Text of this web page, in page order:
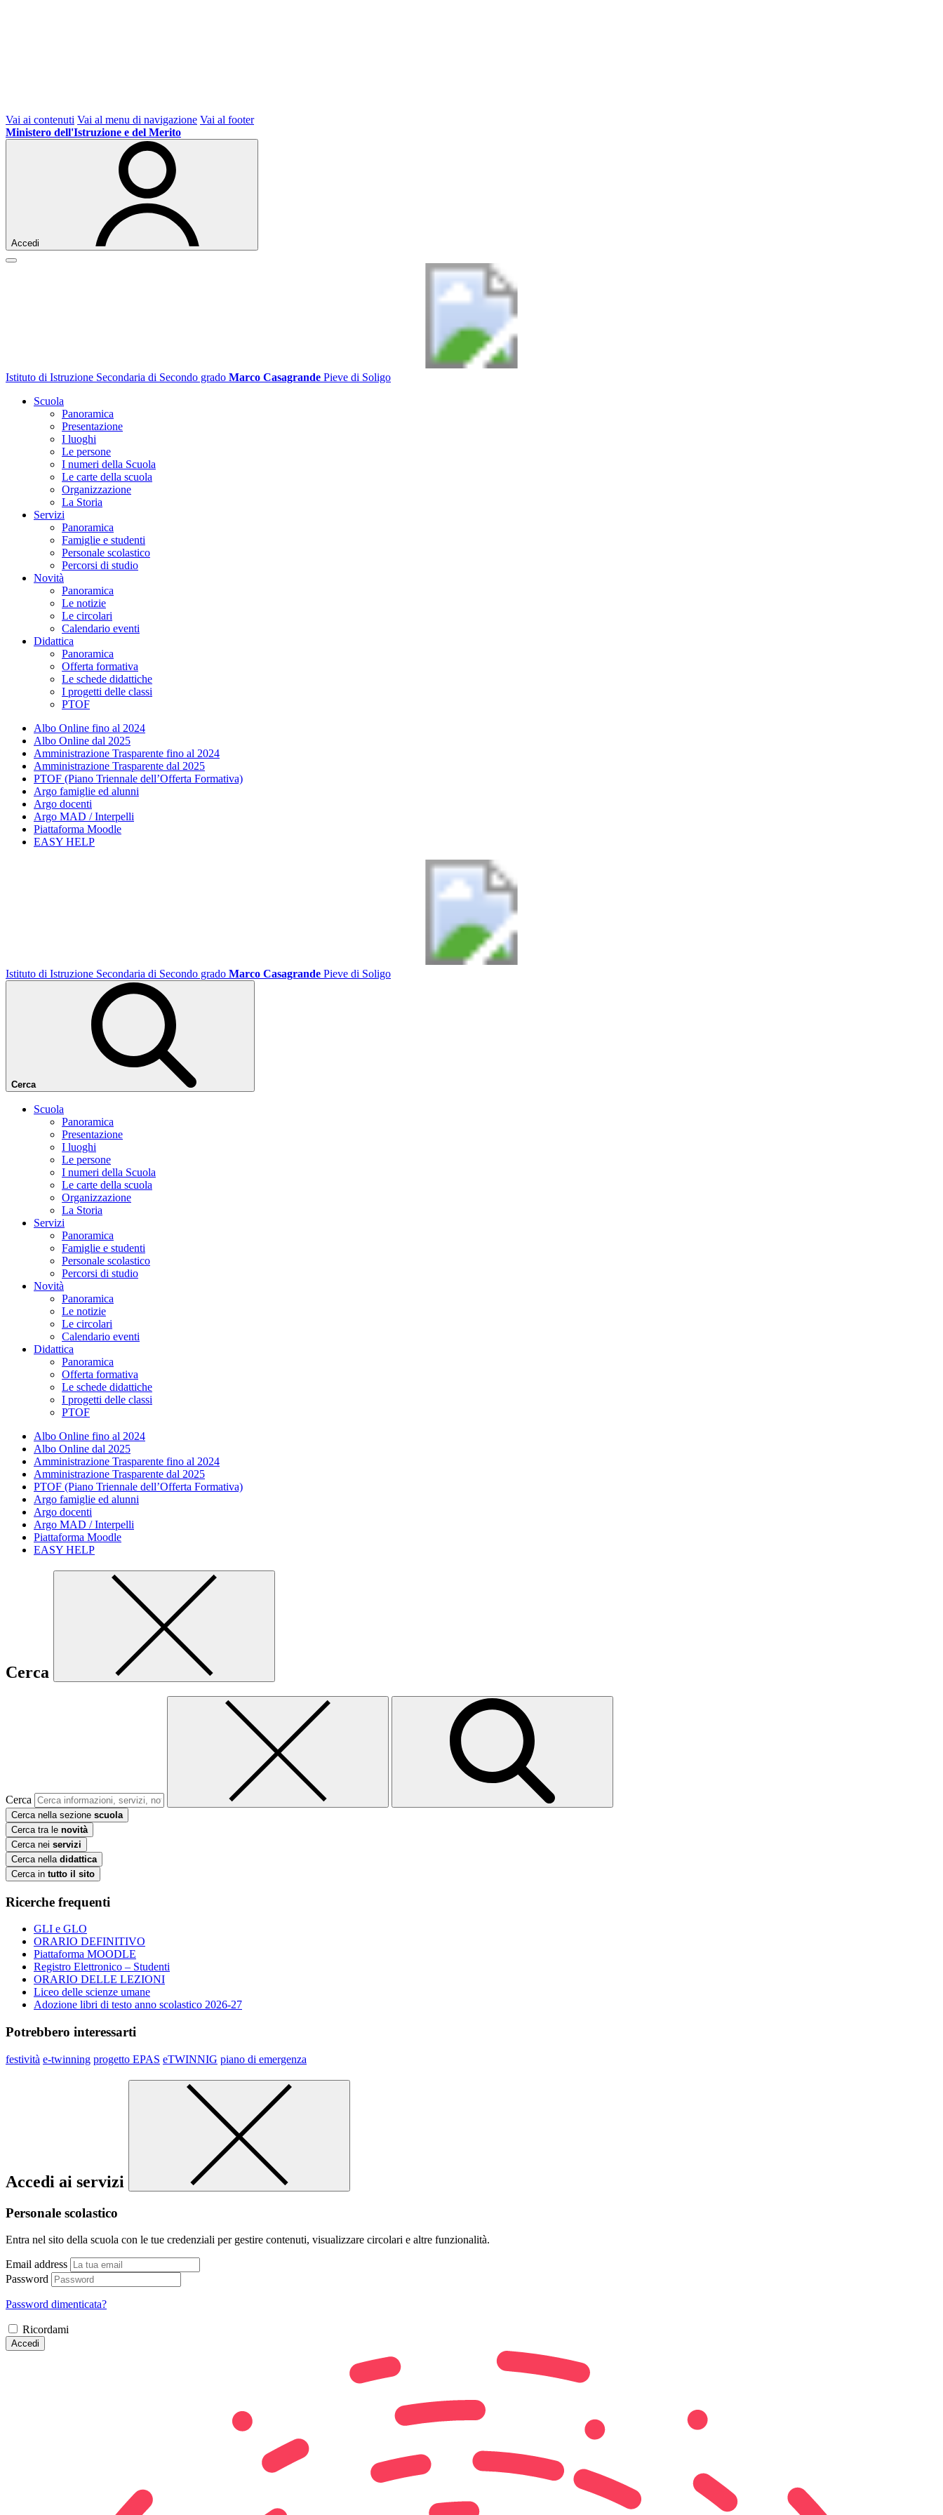
Vai ai contenuti Vai al menu di navigazione Vai al footer
Ministero dell'Istruzione e del Merito
Accedi
Istituto di Istruzione Secondaria di Secondo grado Marco Casagrande Pieve di Soligo
Scuola
Panoramica
Presentazione
I luoghi
Le persone
I numeri della Scuola
Le carte della scuola
Organizzazione
La Storia
Servizi
Panoramica
Famiglie e studenti
Personale scolastico
Percorsi di studio
Novità
Panoramica
Le notizie
Le circolari
Calendario eventi
Didattica
Panoramica
Offerta formativa
Le schede didattiche
I progetti delle classi
PTOF
Albo Online fino al 2024
Albo Online dal 2025
Amministrazione Trasparente fino al 2024
Amministrazione Trasparente dal 2025
PTOF (Piano Triennale dell’Offerta Formativa)
Argo famiglie ed alunni
Argo docenti
Argo MAD / Interpelli
Piattaforma Moodle
EASY HELP
Istituto di Istruzione Secondaria di Secondo grado Marco Casagrande Pieve di Soligo
Cerca
Scuola
Panoramica
Presentazione
I luoghi
Le persone
I numeri della Scuola
Le carte della scuola
Organizzazione
La Storia
Servizi
Panoramica
Famiglie e studenti
Personale scolastico
Percorsi di studio
Novità
Panoramica
Le notizie
Le circolari
Calendario eventi
Didattica
Panoramica
Offerta formativa
Le schede didattiche
I progetti delle classi
PTOF
Albo Online fino al 2024
Albo Online dal 2025
Amministrazione Trasparente fino al 2024
Amministrazione Trasparente dal 2025
PTOF (Piano Triennale dell’Offerta Formativa)
Argo famiglie ed alunni
Argo docenti
Argo MAD / Interpelli
Piattaforma Moodle
EASY HELP
Cerca
Cerca
Cerca nella sezione scuola
Cerca tra le novità
Cerca nei servizi
Cerca nella didattica
Cerca in tutto il sito
Ricerche frequenti
GLI e GLO
ORARIO DEFINITIVO
Piattaforma MOODLE
Registro Elettronico – Studenti
ORARIO DELLE LEZIONI
Liceo delle scienze umane
Adozione libri di testo anno scolastico 2026-27
Potrebbero interessarti
festività e-twinning progetto EPAS eTWINNIG piano di emergenza
Accedi ai servizi
Personale scolastico
Entra nel sito della scuola con le tue credenziali per gestire contenuti, visualizzare circolari e altre funzionalità.
Email address
Password
Password dimenticata?
Ricordami
Accedi